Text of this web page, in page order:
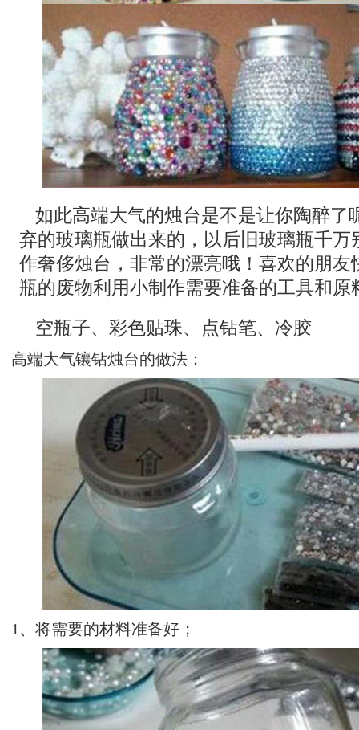
如此高端大气的烛台是不是让你陶醉了
弃的玻璃瓶做出来的，以后旧玻璃瓶千万
作奢侈烛台，非常的漂亮哦！喜欢的朋
瓶的废物利用小制作需要准备的工具和原
空瓶子、彩色贴珠、点钻笔、冷胶
高端大气镶钻烛台的做法：
1、将需要的材料准备好；